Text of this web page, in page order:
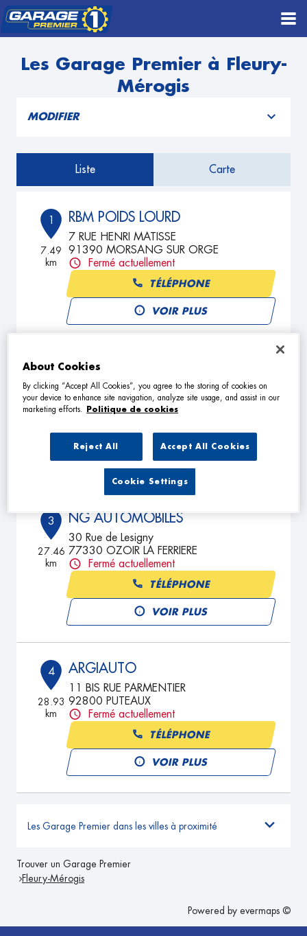
Les Garage Premier à Fleury-
Mérogis
MODIFIER
Liste Carte
1
7.49
km
RBM POIDS LOURD
7 RUE HENRI MATISSE
91390 MORSANG SUR ORGE
Fermé actuellement
TÉLÉPHONE
VOIR PLUS
2
24.79
km
GARAGE DU CENTRE
3 Rue Thiers
94130 NOGENT SUR MARNE
Fermé actuellement
TÉLÉPHONE
VOIR PLUS
3
27.46
km
NG AUTOMOBILES
30 Rue de Lesigny
77330 OZOIR LA FERRIERE
Fermé actuellement
TÉLÉPHONE
VOIR PLUS
4
28.93
km
ARGIAUTO
11 BIS RUE PARMENTIER
92800 PUTEAUX
Fermé actuellement
TÉLÉPHONE
VOIR PLUS
Les Garage Premier dans les villes à proximité
Trouver un Garage Premier
Fleury-Mérogis
Powered by evermaps ©
About Cookies
By clicking “Accept All Cookies”, you agree to the storing of cookies on
your device to enhance site navigation, analyze site usage, and assist in our
marketing efforts.
Politique de cookies
Reject All Accept All Cookies
Cookie Settings